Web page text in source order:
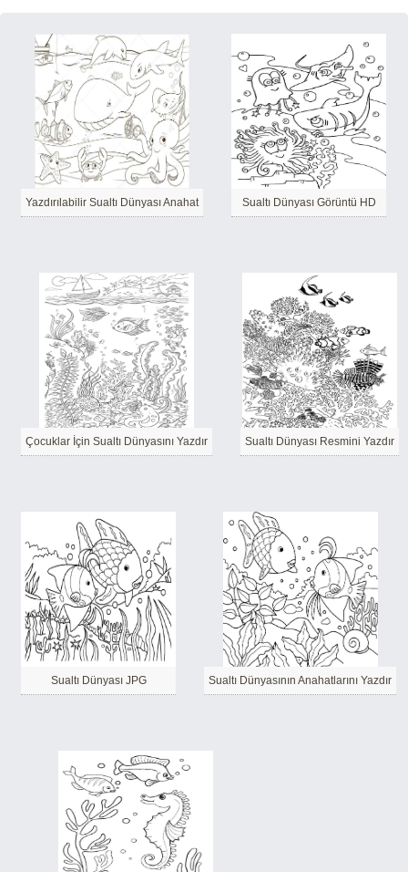
Yazdırılabilir Sualtı Dünyası Anahat Sualtı Dünyası Görüntü HD
Çocuklar İçin Sualtı Dünyasını Yazdır Sualtı Dünyası Resmini Yazdır
Sualtı Dünyası JPG Sualtı Dünyasının Anahatlarını Yazdır